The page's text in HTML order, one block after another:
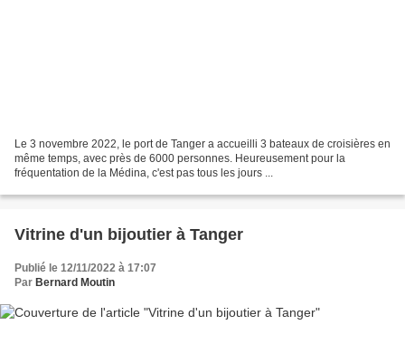
Le 3 novembre 2022, le port de Tanger a accueilli 3 bateaux de croisières en
même temps, avec près de 6000 personnes. Heureusement pour la
fréquentation de la Médina, c'est pas tous les jours ...
Vitrine d'un bijoutier à Tanger
Publié le 12/11/2022 à 17:07
Par Bernard Moutin